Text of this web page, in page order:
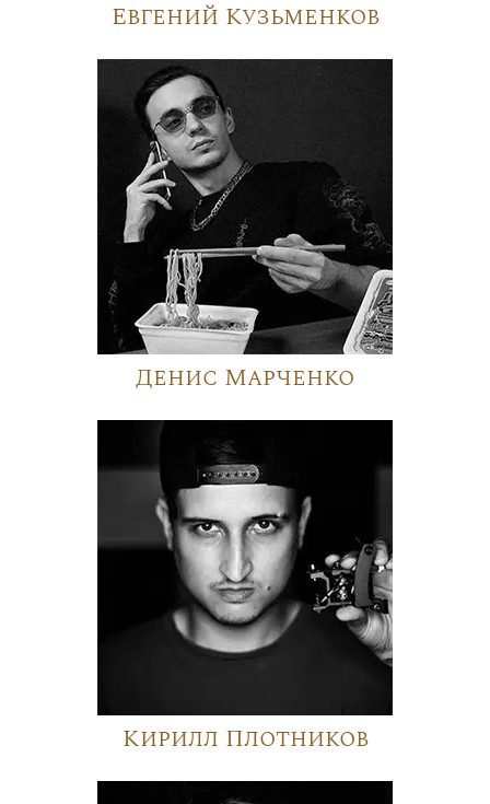
Евгений Кузьменков
Денис Марченко
Кирилл Плотников